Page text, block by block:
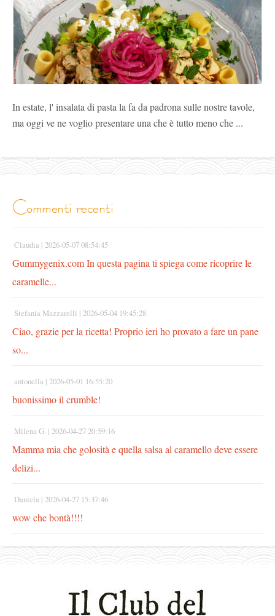
In estate, l' insalata di pasta la fa da padrona sulle nostre tavole,
ma oggi ve ne voglio presentare una che è tutto meno che ...
commenti recenti
Claudia | 2026-05-07 08:54:45
Gummygenix.com In questa pagina ti spiega come ricoprire le
caramelle...
Stefania Mazzarelli | 2026-05-04 19:45:28
Ciao, grazie per la ricetta! Proprio ieri ho provato a fare un pane
so...
antonella | 2026-05-01 16:55:20
buonissimo il crumble!
Milena G. | 2026-04-27 20:59:16
Mamma mia che golosità e quella salsa al caramello deve essere
delizi...
Daniela | 2026-04-27 15:37:46
wow che bontà!!!!